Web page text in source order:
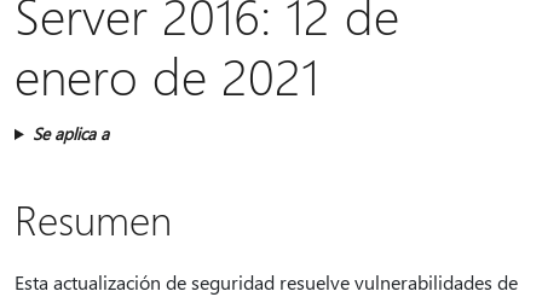
Server 2016: 12 de
enero de 2021
Se aplica a
Resumen
Esta actualización de seguridad resuelve vulnerabilidades de